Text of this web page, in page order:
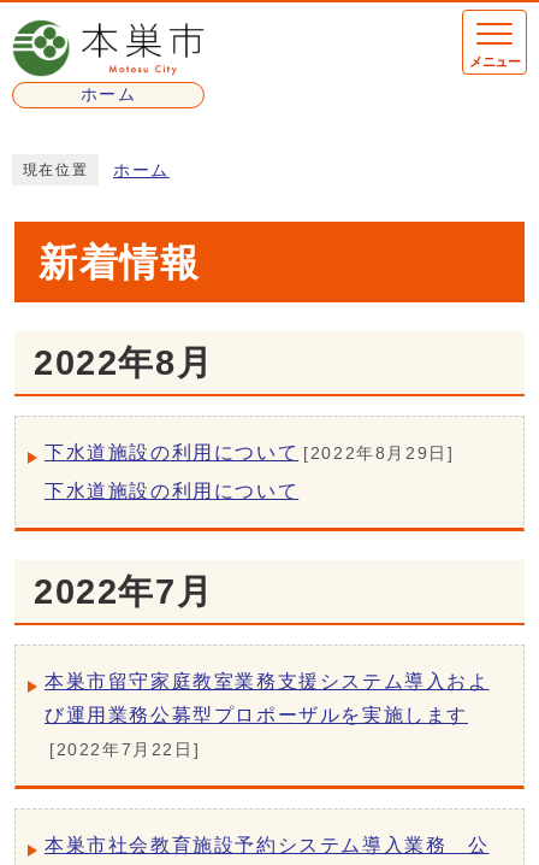
ここから本文です
ホーム
メニュー
現在位置 ホーム
新着情報
2022年8月
下水道施設の利用について [2022年8月29日]
下水道施設の利用について
2022年7月
本巣市留守家庭教室業務支援システム導入およ
び運用業務公募型プロポーザルを実施します
[2022年7月22日]
本巣市社会教育施設予約システム導入業務 公